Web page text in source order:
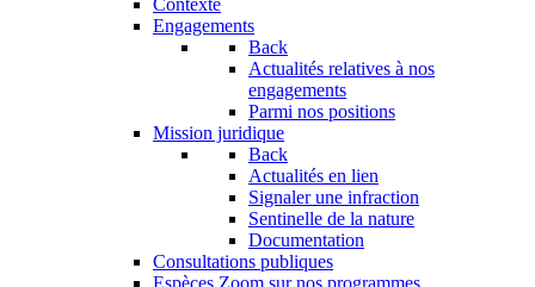
Contexte
Engagements
Back
Actualités relatives à nos
engagements
Parmi nos positions
Mission juridique
Back
Actualités en lien
Signaler une infraction
Sentinelle de la nature
Documentation
Consultations publiques